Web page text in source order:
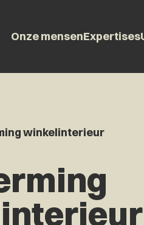
Onze mensenExpertises
winkelinterieur